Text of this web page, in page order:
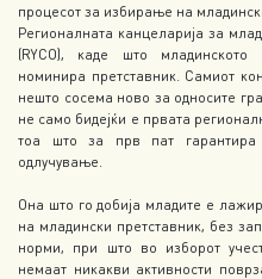
процесот за избирање на
Регионалната канцеларија за
(RYCO), каде што
номинира претставник. Самиот
нешто сосема ново за односите
не само бидејќи е првата
тоа што за прв пат
одлучување.
Она што го добија младите е
на младински претставник, без
норми, при што во изборот
немаат никакви активности